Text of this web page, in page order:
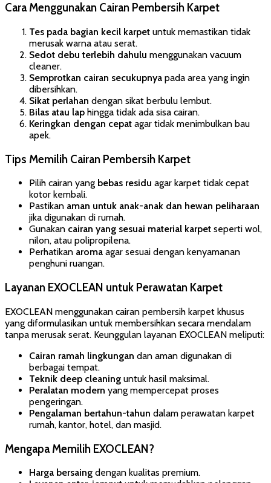
Cara Menggunakan Cairan Pembersih Karpet
Tes pada bagian kecil karpet untuk memastikan tidak
merusak warna atau serat.
Sedot debu terlebih dahulu menggunakan vacuum
cleaner.
Semprotkan cairan secukupnya pada area yang ingin
dibersihkan.
Sikat perlahan dengan sikat berbulu lembut.
Bilas atau lap hingga tidak ada sisa cairan.
Keringkan dengan cepat agar tidak menimbulkan bau
apek.
Tips Memilih Cairan Pembersih Karpet
Pilih cairan yang bebas residu agar karpet tidak cepat
kotor kembali.
Pastikan aman untuk anak-anak dan hewan peliharaan
jika digunakan di rumah.
Gunakan cairan yang sesuai material karpet seperti wol,
nilon, atau polipropilena.
Perhatikan aroma agar sesuai dengan kenyamanan
penghuni ruangan.
Layanan EXOCLEAN untuk Perawatan Karpet
EXOCLEAN menggunakan cairan pembersih karpet khusus
yang diformulasikan untuk membersihkan secara mendalam
tanpa merusak serat. Keunggulan layanan EXOCLEAN meliputi:
Cairan ramah lingkungan dan aman digunakan di
berbagai tempat.
Teknik deep cleaning untuk hasil maksimal.
Peralatan modern yang mempercepat proses
pengeringan.
Pengalaman bertahun-tahun dalam perawatan karpet
rumah, kantor, hotel, dan masjid.
Mengapa Memilih EXOCLEAN?
Harga bersaing dengan kualitas premium.